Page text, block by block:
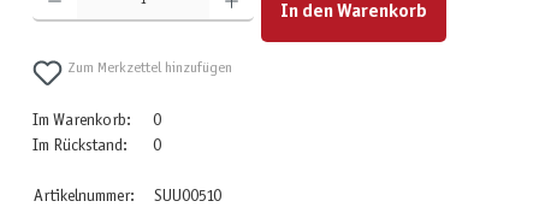
In den Warenkorb
Zum Merkzettel hinzufügen
Im Warenkorb:
0
Im Rückstand:
0
Artikelnummer:
SUU00510